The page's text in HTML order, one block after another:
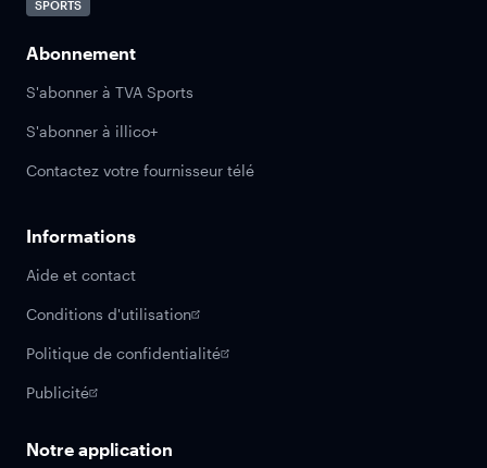
SPORTS
Abonnement
S'abonner à TVA Sports
S'abonner à illico+
Contactez votre fournisseur télé
Informations
Aide et contact
Conditions d'utilisation
Politique de confidentialité
Publicité
Notre application